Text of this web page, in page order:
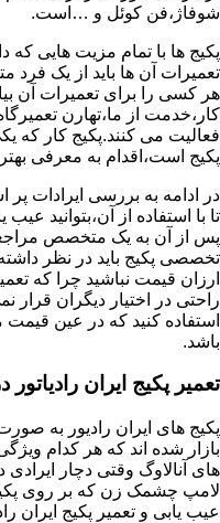
شوفاژ،فن کوئل و …است.
پکیج ها با تمام مزیت هایی که
تعمیرات آن ها باید از یک
هر کسی را برای تعمیرات آن
کار،خدمت از ما،تهارن
فعالیت می کنند.پکیج کار که
پکیج است،اقدام به معرفی
در ادامه به بررسی ایرادات پر
تا با استفاده از آن،بتوانید
پس از آن به یک متخصص
تخصصی پکیج باید در نظر
ارزان قیمت نباشید چرا که
راحتی در اختیار دیگران قرار
استفاده کنید که در عین قیمت
باشد.
تعمیر پکیج ایران
پکیج های ایران رادیور به
بازار شده اند که هر کدام
های آنالاوگ وقتی دچار
لامپ چشمک زن که بر روی پکیج
عیب یابی و تعمیر پکیج ایران